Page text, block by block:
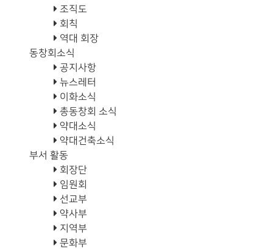
조직도
회칙
역대 회장
동창회소식
공지사항
뉴스레터
이화소식
총동창회 소식
약대소식
약대건축소식
부서 활동
회장단
임원회
선교부
약사부
지역부
문화부